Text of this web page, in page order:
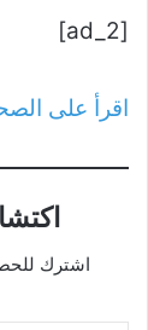
[ad_2]
اقرأ على
اشترك
كتابة بريدك الإلكتروني...